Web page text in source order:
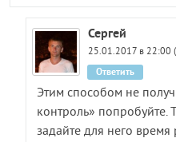
Сергей
25.01.2017 в 22:00
Этим способом не
контроль» попробуйте.
задайте для него
Ответить